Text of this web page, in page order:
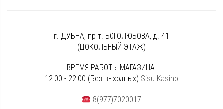
г. ДУБНА, пр-т. БОГОЛЮБОВА, д. 41
(ЦОКОЛЬНЫЙ ЭТАЖ)
ВРЕМЯ РАБОТЫ МАГАЗИНА:
12:00 - 22:00 (Без выходных) Sisu Kasino
8(977)7020017